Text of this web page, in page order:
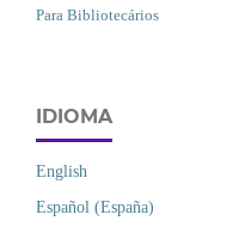
Para Bibliotecários
IDIOMA
English
Español (España)